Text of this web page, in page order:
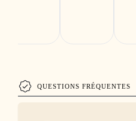
QUESTIONS FRÉQUENTES